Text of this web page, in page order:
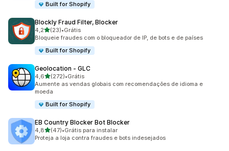
Built for Shopify
Blockly Fraud Filter, Blocker
4,2de 5 estrelas
(23)
23 avaliações ao todo
•Grátis
Bloqueie fraudes com o bloqueador de IP, de bots e de países
Built for Shopify
Geolocation ‑ GLC
4,6de 5 estrelas
(272)
272 avaliações ao todo
•Grátis
Aumente as vendas globais com recomendações de idioma e
moeda
Built for Shopify
EB Country Blocker Bot Blocker
4,8de 5 estrelas
(47)
47 avaliações ao todo
•Grátis para instalar
Proteja a loja contra fraudes e bots indesejados